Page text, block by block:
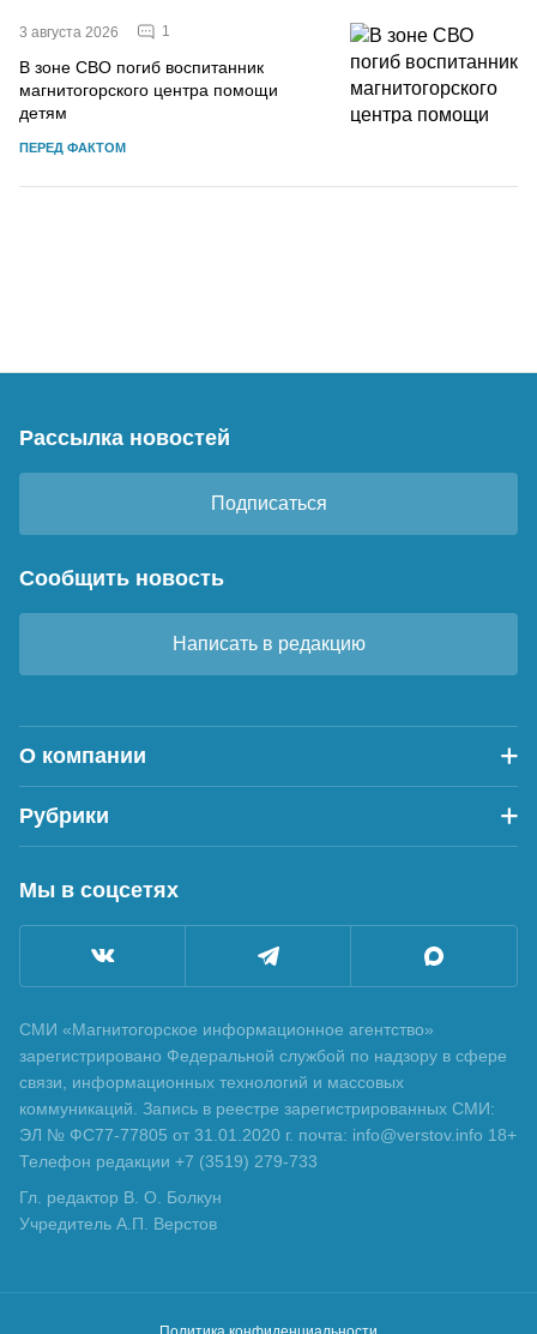
3 августа 2026 1
В зоне СВО погиб воспитанник
магнитогорского центра помощи
детям
ПЕРЕД ФАКТОМ
Рассылка новостей
Подписаться
Сообщить новость
Написать в редакцию
О компании
Рубрики
Мы в соцсетях
СМИ «Магнитогорское информационное агентство»
зарегистрировано Федеральной службой по надзору в сфере
связи, информационных технологий и массовых
коммуникаций. Запись в реестре зарегистрированных СМИ:
ЭЛ № ФС77-77805 от 31.01.2020 г. почта: info@verstov.info 18+
Телефон редакции +7 (3519) 279-733
Гл. редактор В. О. Болкун
Учредитель А.П. Верстов